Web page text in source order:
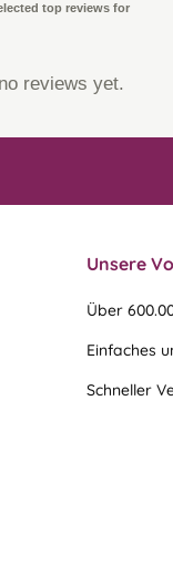
top reviews for
reviews yet.
Unsere
Über
Einfaches
Schneller